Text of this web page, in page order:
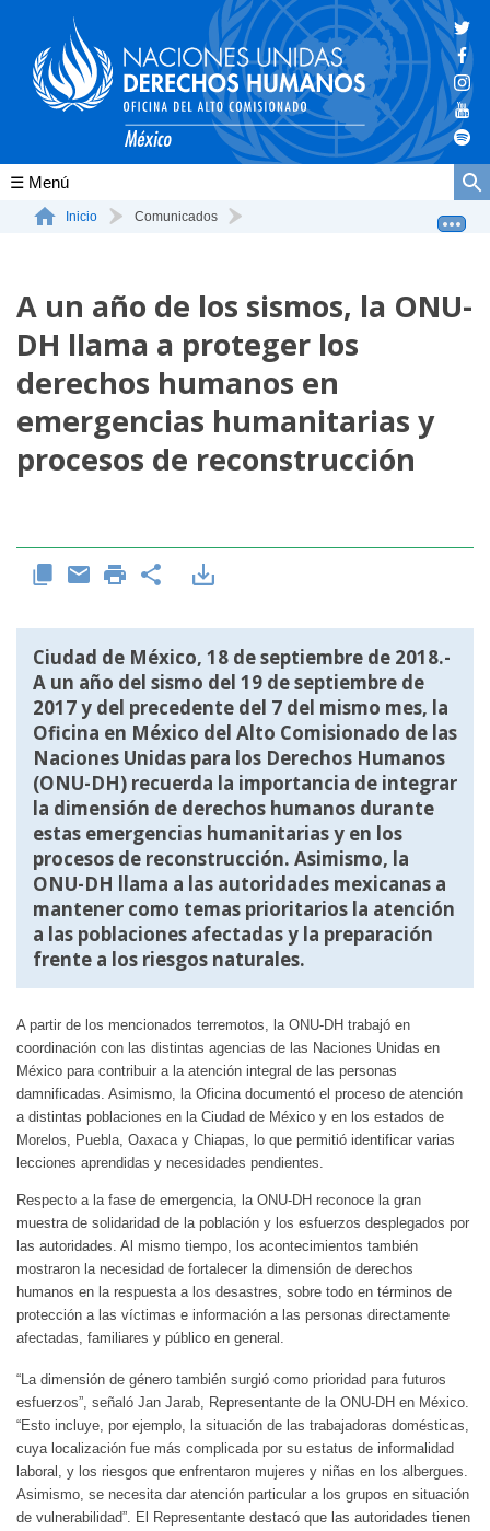
Conócenos
La ONU-DH en México
Vacantes ONU-DH México
ONU-DH en el tiempo
Inicio Comunicados
A un año de los sismos, la ONU-
DH llama a proteger los
derechos humanos en
emergencias humanitarias y
procesos de reconstrucción
Ciudad de México, 18 de septiembre de 2018.-
A un año del sismo del 19 de septiembre de
2017 y del precedente del 7 del mismo mes, la
Oficina en México del Alto Comisionado de las
Naciones Unidas para los Derechos Humanos
(ONU-DH) recuerda la importancia de integrar
la dimensión de derechos humanos durante
estas emergencias humanitarias y en los
procesos de reconstrucción. Asimismo, la
ONU-DH llama a las autoridades mexicanas a
mantener como temas prioritarios la atención
a las poblaciones afectadas y la preparación
frente a los riesgos naturales.
A partir de los mencionados terremotos, la ONU-DH trabajó en
coordinación con las distintas agencias de las Naciones Unidas en
México para contribuir a la atención integral de las personas
damnificadas. Asimismo, la Oficina documentó el proceso de atención
a distintas poblaciones en la Ciudad de México y en los estados de
Morelos, Puebla, Oaxaca y Chiapas, lo que permitió identificar varias
lecciones aprendidas y necesidades pendientes.
Respecto a la fase de emergencia, la ONU-DH reconoce la gran
muestra de solidaridad de la población y los esfuerzos desplegados por
las autoridades. Al mismo tiempo, los acontecimientos también
mostraron la necesidad de fortalecer la dimensión de derechos
humanos en la respuesta a los desastres, sobre todo en términos de
protección a las víctimas e información a las personas directamente
afectadas, familiares y público en general.
“La dimensión de género también surgió como prioridad para futuros
esfuerzos”, señaló Jan Jarab, Representante de la ONU-DH en México.
“Esto incluye, por ejemplo, la situación de las trabajadoras domésticas,
cuya localización fue más complicada por su estatus de informalidad
laboral, y los riesgos que enfrentaron mujeres y niñas en los albergues.
Asimismo, se necesita dar atención particular a los grupos en situación
de vulnerabilidad”. El Representante destacó que las autoridades tienen